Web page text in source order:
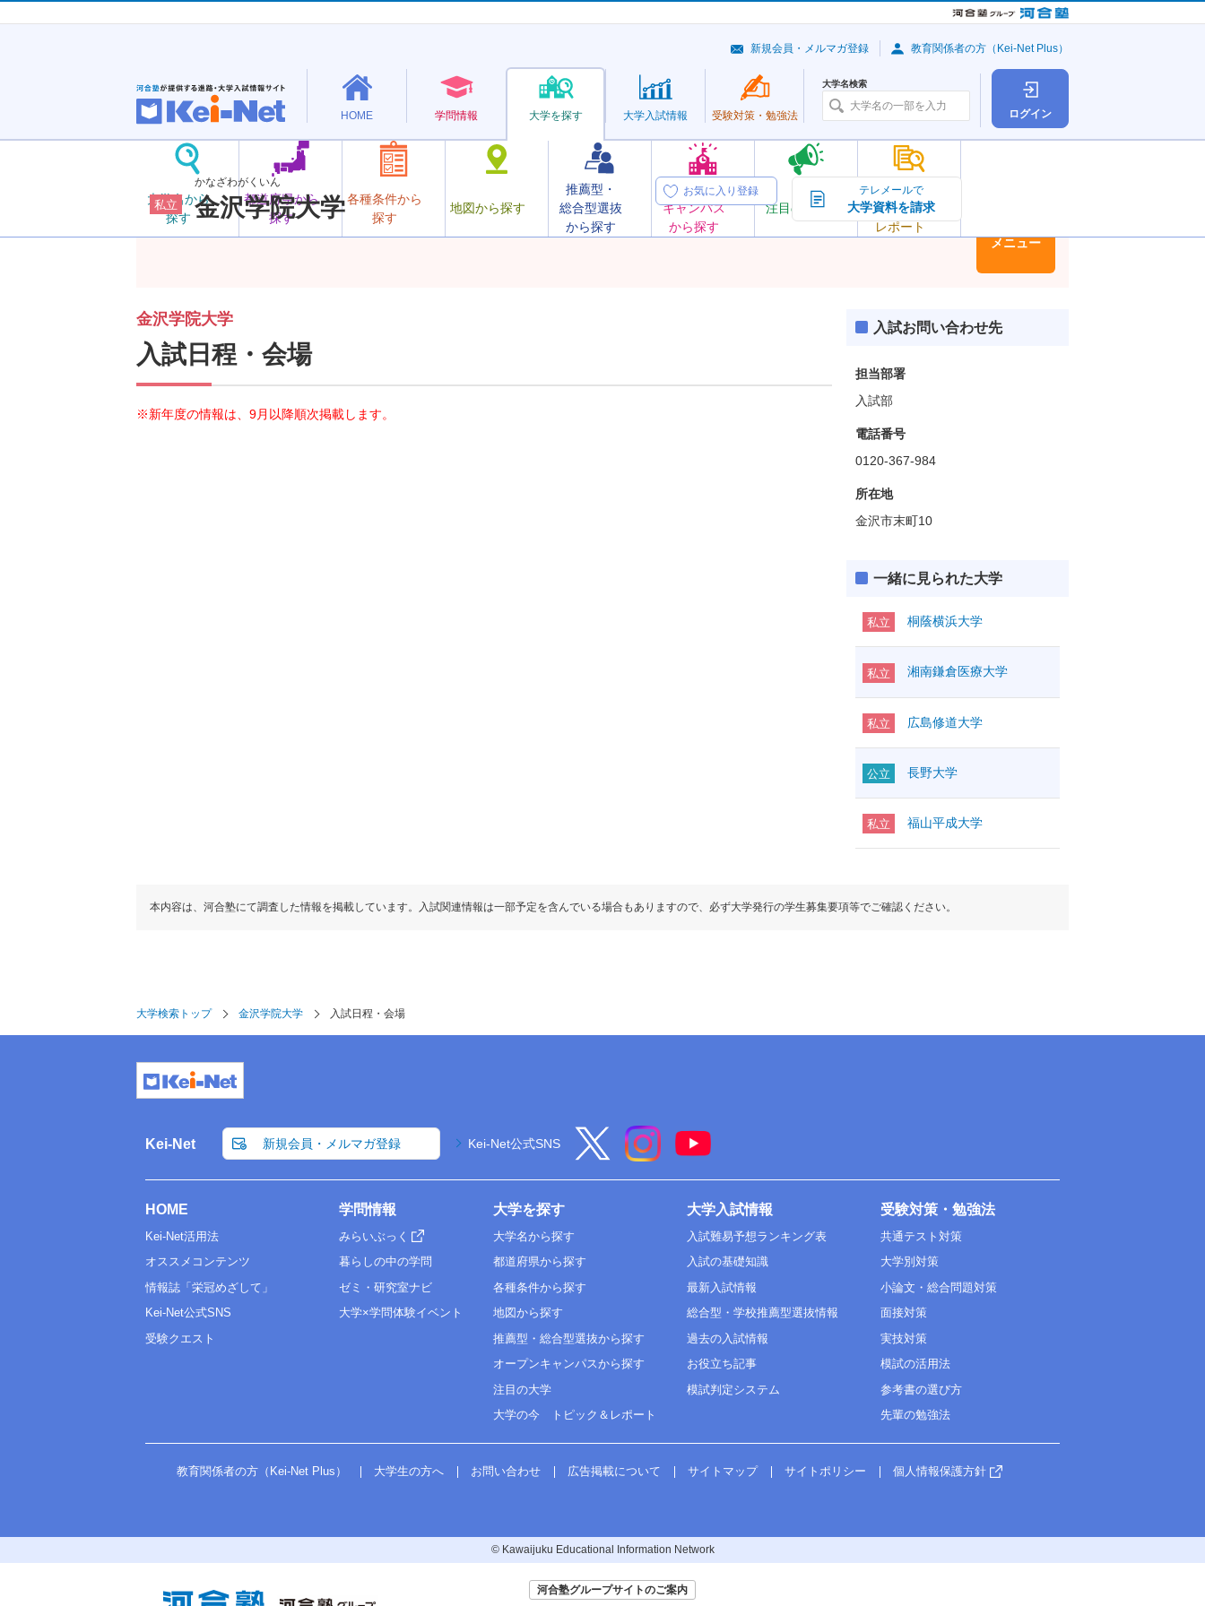
ログイン
HOME 学問情報 大学を探す
大学名から
探す
都道府県から
探す
各種条件から
探す
地図から探す
推薦型・
総合型選抜
から探す
オープン
キャンパス
から探す
注目の大学
大学の今
トピック＆
レポート
大学入試情報 受験対策・ 勉強法
大学名検索
新規会員・メルマガ登録 教育関係者の方（Kei-Net Plus）
私立
かなざわがくいん
金沢学院大学
お気に入り登録 テレメールで
大学資料を請求
メニュー
金沢学院大学
入試日程・会場
※新年度の情報は、9月以降順次掲載します。
入試お問い合わせ先
担当部署
入試部
電話番号
0120-367-984
所在地
金沢市末町10
一緒に見られた大学
私立 桐蔭横浜大学
私立 湘南鎌倉医療大学
私立 広島修道大学
公立 長野大学
私立 福山平成大学
本内容は、河合塾にて調査した情報を掲載しています。入試関連情報は一部予定を含んでいる場合もありますので、必ず大学発行の学生募集要項等でご確認ください。
大学検索トップ 金沢学院大学 入試日程・会場
Kei-Net 新規会員・メルマガ登録 Kei-Net公式SNS
HOME
Kei-Net活用法
オススメコンテンツ
情報誌「栄冠めざして」
Kei-Net公式SNS
受験クエスト
学問情報
みらいぶっく
暮らしの中の学問
ゼミ・研究室ナビ
大学×学問体験イベント
大学を探す
大学名から探す
都道府県から探す
各種条件から探す
地図から探す
推薦型・総合型選抜から探す
オープンキャンパスから探す
注目の大学
大学の今 トピック＆レポート
大学入試情報
入試難易予想ランキング表
入試の基礎知識
最新入試情報
総合型・学校推薦型選抜情報
過去の入試情報
お役立ち記事
模試判定システム
受験対策・勉強法
共通テスト対策
大学別対策
小論文・総合問題対策
面接対策
実技対策
模試の活用法
参考書の選び方
先輩の勉強法
教育関係者の方（Kei-Net Plus） 大学生の方へ お問い合わせ 広告掲載について サイトマップ サイトポリシー 個人情報保護方針
© Kawaijuku Educational Information Network
河合塾グループサイトのご案内